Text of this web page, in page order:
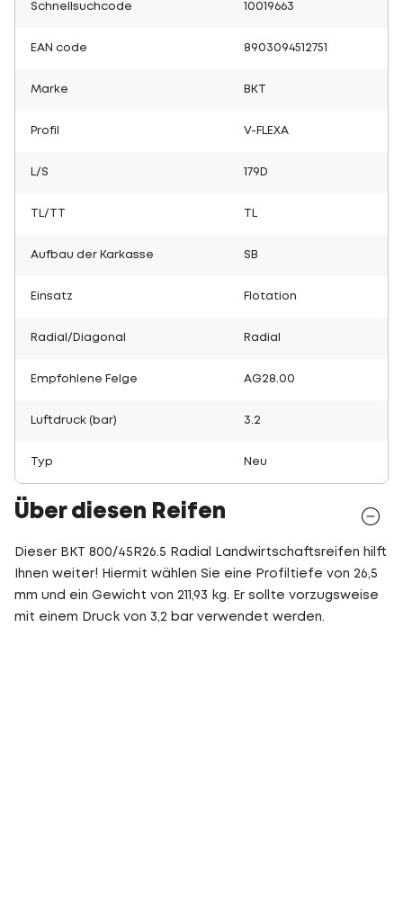
Schnellsuchcode 10019663
EAN code 8903094512751
Marke BKT
Profil V-FLEXA
L/S 179D
TL/TT
Aufbau der Karkasse SB
Einsatz Flotation
Radial/Diagonal Radial
Empfohlene Felge AG28.00
Luftdruck (bar) 3.2
Typ Neu
Über diesen Reifen
Dieser BKT 800/45R26.5 Radial Landwirtschaftsreifen hilft
Ihnen weiter! Hiermit wählen Sie eine Profiltiefe von 26,5
mm und ein Gewicht von 211,93 kg. Er sollte vorzugsweise
mit einem Druck von 3,2 bar verwendet werden.